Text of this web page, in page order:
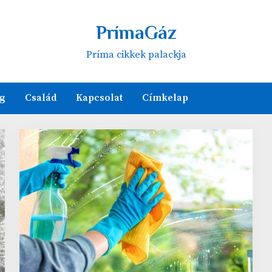
PrímaGáz
Príma cikkek palackja
Család Kapcsolat Címkelap